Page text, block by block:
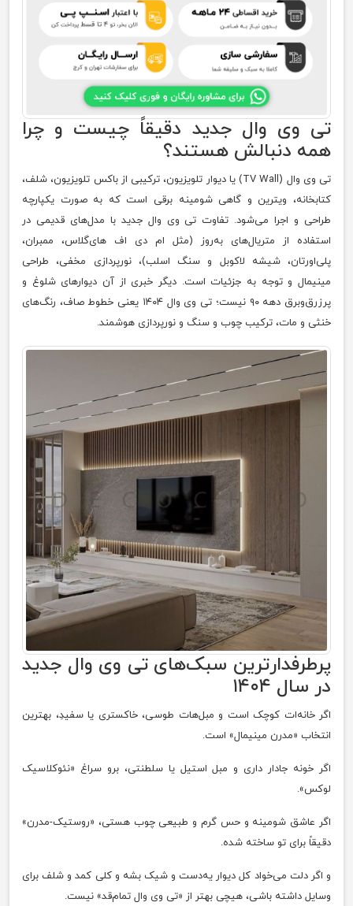
تی وی وال جدید دقیقاً چیست و چرا
همه دنبالش هستند؟
تی وی وال (TV Wall) یا دیوار تلویزیون، ترکیبی از باکس تلویزیون، شلف،
کتابخانه، ویترین و گاهی شومینه برقی است که به صورت یکپارچه
طراحی و اجرا می‌شود. تفاوت تی وی وال جدید با مدل‌های قدیمی در
استفاده از متریال‌های به‌روز (مثل ام دی اف های‌گلاس، ممبران،
پلی‌اورتان، شیشه لاکوبل و سنگ اسلب)، نورپردازی مخفی، طراحی
مینیمال و توجه به جزئیات است. دیگر خبری از آن دیوارهای شلوغ و
پرزرق‌وبرق دهه ۹۰ نیست؛ تی وی وال ۱۴۰۴ یعنی خطوط صاف، رنگ‌های
خنثی و مات، ترکیب چوب و سنگ و نورپردازی هوشمند.
پرطرفدارترین سبک‌های تی وی وال جدید
در سال ۱۴۰۴
اگر خانه‌ات کوچک است و مبل‌هات طوسی، خاکستری یا سفیدِ، بهترین
انتخاب «مدرن مینیمال» است.
اگر خونه جادار داری و مبل استیل یا سلطنتی، برو سراغ «نئوکلاسیک
لوکس».
اگر عاشق شومینه و حس گرم و طبیعی چوب هستی، «روستیک-مدرن»
دقیقاً برای تو ساخته شده.
و اگر دلت می‌خواد کل دیوار یه‌دست و شیک بشه و کلی کمد و شلف برای
وسایل داشته باشی، هیچی بهتر از «تی وی وال تمام‌قد» نیست.